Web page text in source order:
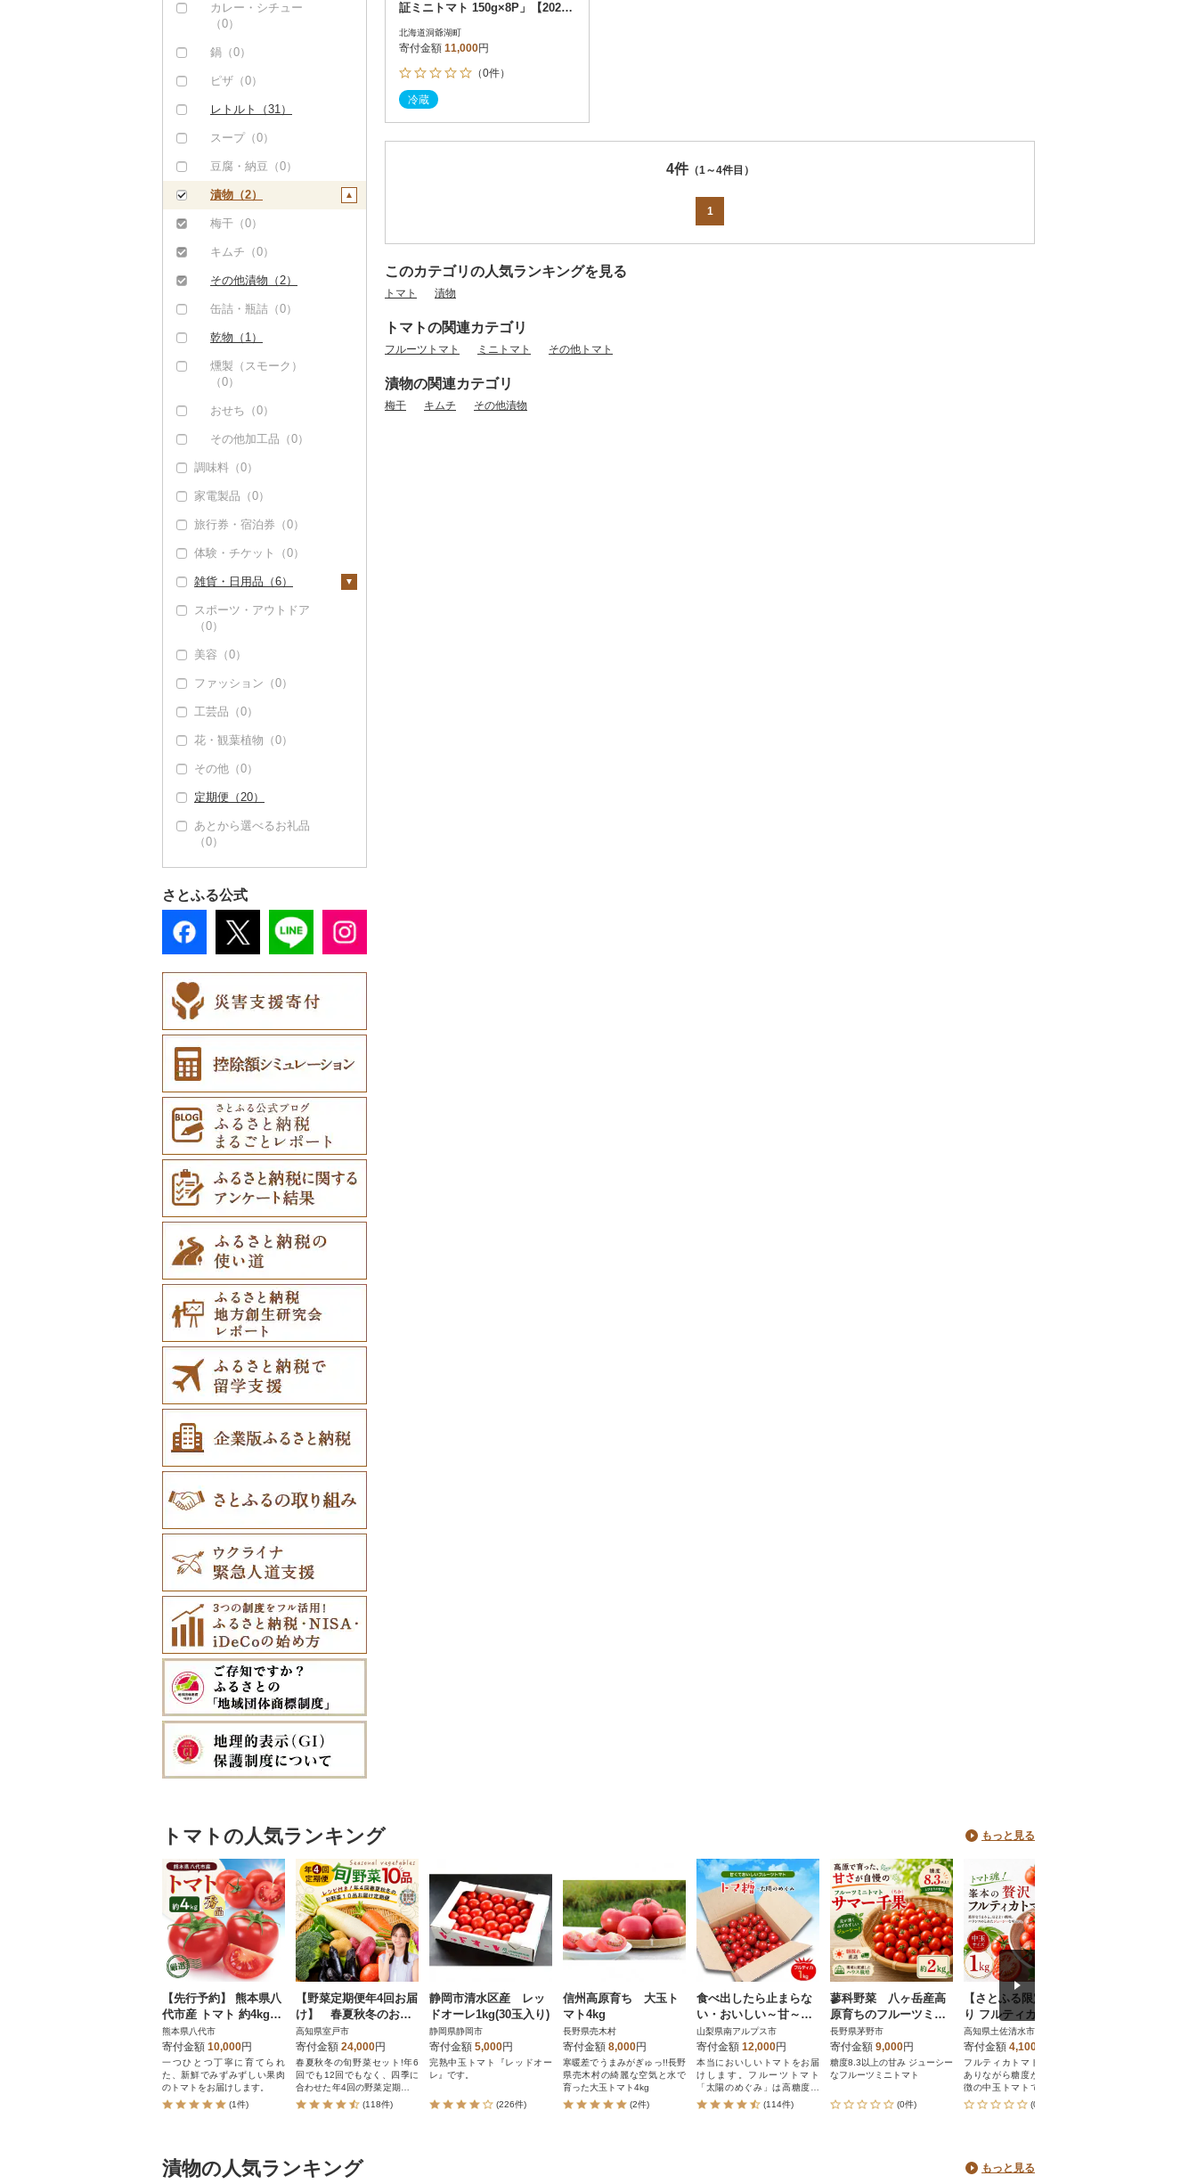
果汁飲料（6）
ンジジュース）（0）
その他果汁飲料（6）
（6）
野菜ジュース（0）
炭酸飲料（1）
豆乳（0）
その他飲料・ジュース
（5）
プリン（0）
（0）
その他洋菓子（0）
煎餅・おかき（0）
羊羹（0）
饅頭（0）
大福（0）
その他和菓子（1）
カレー・シチュー
（0）
鍋（0）
ピザ（0）
レトルト（31）
スープ（0）
豆腐・納豆（0）
漬物（2）
梅干（0）
キムチ（0）
その他漬物（2）
缶詰・瓶詰（0）
乾物（1）
燻製（スモーク）
（0）
おせち（0）
その他加工品（0）
調味料（0）
家電製品（0）
旅行券・宿泊券（0）
体験・チケット（0）
雑貨・日用品（6）
家具・インテリア
（0）
寝具（0）
タオル（0）
文房具・印鑑（0）
食器（6）
グラス・カップ（0）
タンブラー（0）
箸（0）
ナイフ（0）
皿・椀（0）
弁当箱（0）
その他食器（0）
キッチン用品（0）
日用品（0）
楽器・器材（0）
（0）
ご当地キャラクター
（0）
ベビー用品（0）
ペット用品（0）
防災グッズ（0）
その他雑貨（0）
スポーツ・アウトドア
（0）
美容（0）
ファッション（0）
工芸品（0）
花・観葉植物（0）
その他（0）
定期便（20）
あとから選べるお礼品
（0）
さとふる公式
証ミニトマト 150g×8P」【2025
北海道洞爺湖町
寄付金額 11,000円
（0件）
冷蔵
4件（1～4件目）
1
このカテゴリの人気ランキングを見る
トマト 漬物
トマトの関連カテゴリ
フルーツトマト ミニトマト その他トマト
漬物の関連カテゴリ
梅干 キムチ その他漬物
トマトの人気ランキング もっと見る
【先行予約】 熊本県八
代市産 トマト 約4kg
【2027年1月上旬より
順次発送】_229-6721
熊本県八代市
寄付金額 10,000円
一つひとつ丁寧に育てられ
た、新鮮でみずみずしい果肉
のトマトをお届けします。
(1件)
【野菜定期便年4回お届
け】 春夏秋冬のお野
菜詰め合わせ10品 レ
シピ付き春夏秋冬の野
菜セット
高知県室戸市
寄付金額 24,000円
春夏秋冬の旬野菜セット!年6
回でも12回でもなく、四季に
合わせた年4回の野菜定期便で
す!時期によって、旬のとまと
せ!野菜ジュース・野菜スープ
など野菜中心の生活に、アウ
(118件)
静岡市清水区産 レッ
ドオーレ1kg(30玉入り)
静岡県静岡市
寄付金額 5,000円
完熟中玉トマト『レッドオー
レ』です。
(226件)
信州高原育ち 大玉ト
マト4kg
長野県売木村
寄付金額 8,000円
寒暖差でうまみがぎゅっ!!長野
県売木村の綺麗な空気と水で
育った大玉トマト4kg
(2件)
食べ出したら止まらな
い・おいしい～甘～い
フルーツトマト「トマ
糖-太陽のめぐみ」1kg
山梨県南アルプス市
寄付金額 12,000円
本当においしいトマトをお届
けします。フルーツトマト
「太陽のめぐみ」は高糖度、
高栄養素が特徴です。
(114件)
蓼科野菜 八ヶ岳産高
原育ちのフルーツミニ
トマト サマー千果 約2
kg
長野県茅野市
寄付金額 9,000円
糖度8.3以上の甘み ジューシー
なフルーツミニトマト
(0件)
【さとふる限定】訳あ
り フルティカトマト 1
kg 11月より発送【R01
409-1】
高知県土佐清水市
寄付金額 4,100
フルティカトマトは、酸味が
ありながら糖度が高いのが特
徴の中玉トマトです。大玉ト
マトやミニトマトと比べて、
マトらしいおいしさを目指し
てトマトを栽培しています。
(0件)
漬物の人気ランキング もっと見る